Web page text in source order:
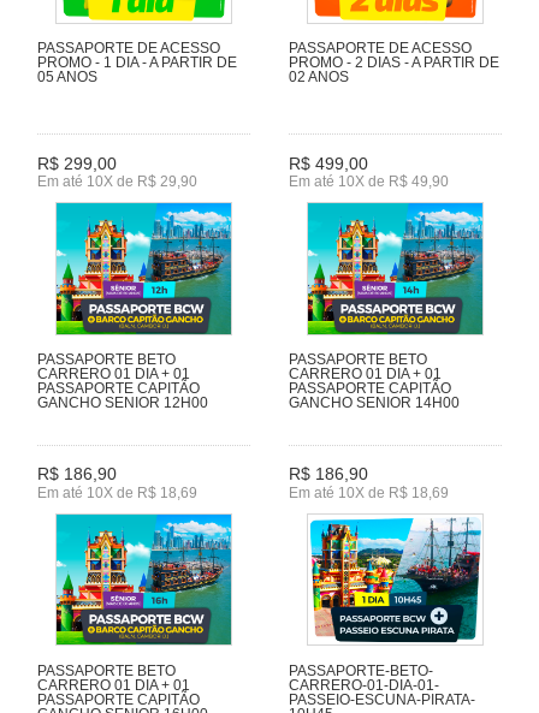
PASSAPORTE DE ACESSO
PROMO - 1 DIA - A PARTIR DE
05 ANOS
R$ 299,00
Em até 10X de R$ 29,90
PASSAPORTE DE ACESSO
PROMO - 2 DIAS - A PARTIR DE
02 ANOS
R$ 499,00
Em até 10X de R$ 49,90
PASSAPORTE BETO
CARRERO 01 DIA + 01
PASSAPORTE CAPITÃO
GANCHO SENIOR 12H00
R$ 186,90
Em até 10X de R$ 18,69
PASSAPORTE BETO
CARRERO 01 DIA + 01
PASSAPORTE CAPITÃO
GANCHO SENIOR 14H00
R$ 186,90
Em até 10X de R$ 18,69
PASSAPORTE BETO
CARRERO 01 DIA + 01
PASSAPORTE CAPITÃO
PASSAPORTE-BETO-
CARRERO-01-DIA-01-
PASSEIO-ESCUNA-PIRATA-